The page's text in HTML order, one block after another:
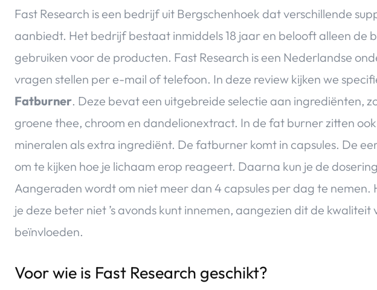
Fast Research is een bedrijf uit Bergschenhoek dat verschillende
aanbiedt. Het bedrijf bestaat inmiddels 18 jaar en belooft alleen de
gebruiken voor de producten. Fast Research is een Nederlandse
vragen stellen per e-mail of telefoon. In deze review kijken we
Fatburner. Deze bevat een uitgebreide selectie aan ingrediënten,
groene thee, chroom en dandelionextract. In de fat burner zitten
mineralen als extra ingrediënt. De fatburner komt in capsules. De
om te kijken hoe je lichaam erop reageert. Daarna kun je de
Aangeraden wordt om niet meer dan 4 capsules per dag te nemen.
je deze beter niet ’s avonds kunt innemen, aangezien dit de
beïnvloeden.
Voor wie is Fast Research geschikt?